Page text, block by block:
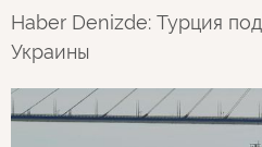
Haber Denizde: Турция
Украины